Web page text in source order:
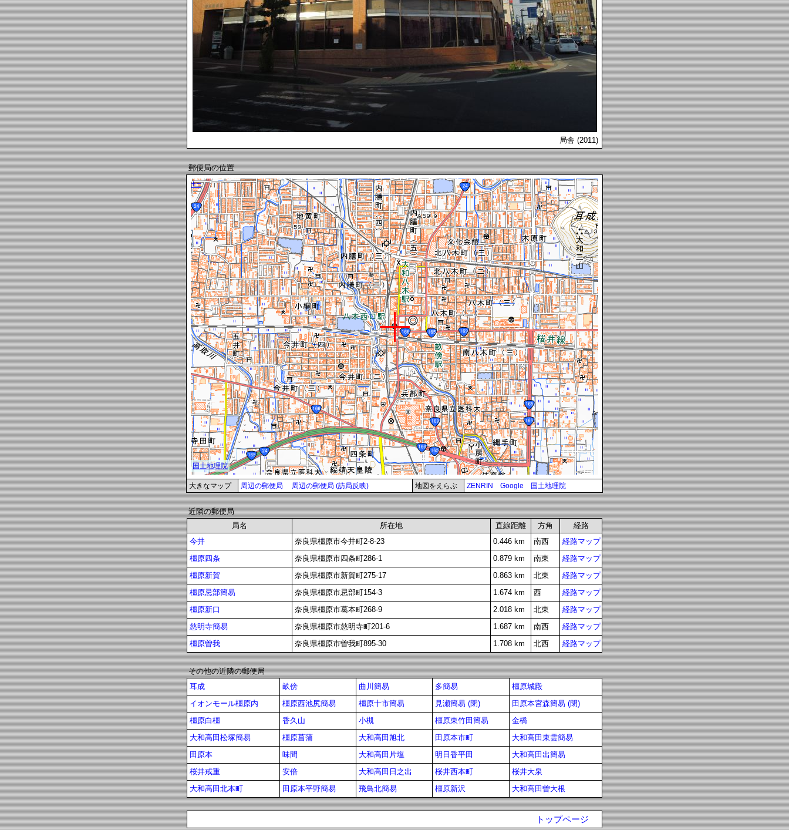
局舎 (2011)
郵便局の位置
大きなマップ 周辺の郵便局 周辺の郵便局 (訪局反映) 地図をえらぶ ZENRIN Google 国土地理院
近隣の郵便局
局名
所在地 直線距離 方角
経路
今井
奈良県橿原市今井町2-8-23 0.446 km 南西
経路マップ
橿原四条
奈良県橿原市四条町286-1 0.879 km 南東
経路マップ
橿原新賀
奈良県橿原市新賀町275-17 0.863 km 北東
経路マップ
橿原忌部簡易
奈良県橿原市忌部町154-3 1.674 km 西
経路マップ
橿原新口
奈良県橿原市葛本町268-9 2.018 km 北東
経路マップ
慈明寺簡易
奈良県橿原市慈明寺町201-6 1.687 km 南西
経路マップ
橿原曽我
奈良県橿原市曽我町895-30 1.708 km 北西 経路マップ
その他の近隣の郵便局
耳成
畝傍 曲川簡易 多簡易
橿原城殿
イオンモール橿原内
橿原西池尻簡易 橿原十市簡易 見瀬簡易 (閉)
田原本宮森簡易 (閉)
橿原白橿
香久山 小槻 橿原東竹田簡易
金橋
大和高田松塚簡易
橿原菖蒲 大和高田旭北 田原本市町
大和高田東雲簡易
田原本
味間 大和高田片塩 明日香平田
大和高田出簡易
桜井戒重
安倍 大和高田日之出 桜井西本町
桜井大泉
大和高田北本町
田原本平野簡易 飛鳥北簡易 橿原新沢 大和高田曽大根
トップページ